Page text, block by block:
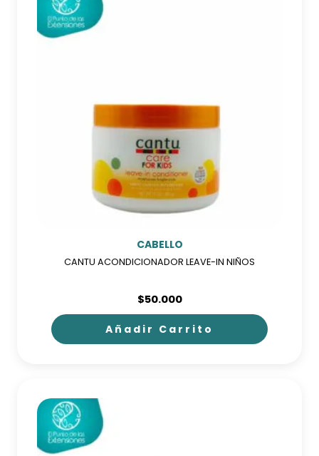
CABELLO
CANTU ACONDICIONADOR LEAVE-IN NIÑOS
$50.000
Añadir Carrito